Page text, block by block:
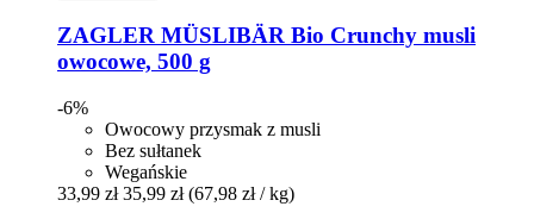
ZAGLER MÜSLIBÄR Bio Crunchy musli
owocowe, 500 g
-6%
Owocowy przysmak z musli
Bez sułtanek
Wegańskie
33,99 zł 35,99 zł (67,98 zł / kg)